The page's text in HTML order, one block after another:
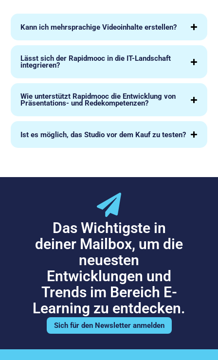
Kann ich mehrsprachige Videoinhalte erstellen?
Lässt sich der Rapidmooc in die IT-Landschaft
integrieren?
Wie unterstützt Rapidmooc die Entwicklung von
Präsentations- und Redekompetenzen?
Ist es möglich, das Studio vor dem Kauf zu testen?
Das Wichtigste in
deiner Mailbox, um die
neuesten
Entwicklungen und
Trends im Bereich E-
Learning zu entdecken.
Sich für den Newsletter anmelden